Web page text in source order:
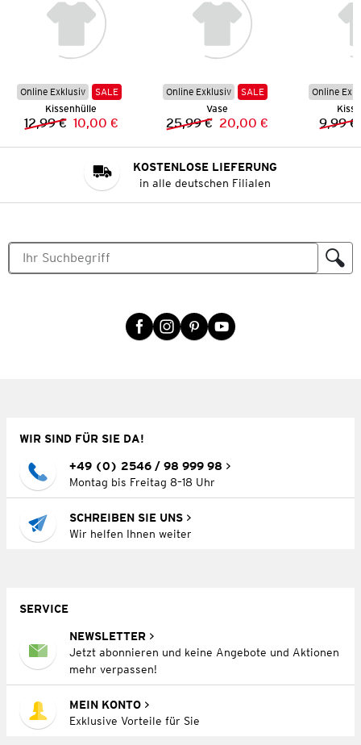
Online Exklusiv
SALE
Kissenhülle
Vorheriger Preis:
12,99 € Neuer Preis:
10,00 €
Online Exklusiv
SALE
Vase
Vorheriger Preis:
25,99 € Neuer Preis:
20,00 €
Online
9,99 €
KOSTENLOSE LIEFERUNG
in alle deutschen Filialen
WIR SIND FÜR SIE DA!
+49 (0) 2546 / 98 999 98
Montag bis Freitag 8–18 Uhr
SCHREIBEN SIE UNS
Wir helfen Ihnen weiter
SERVICE
NEWSLETTER
Jetzt abonnieren und keine Angebote und Aktionen
mehr verpassen!
MEIN KONTO
Exklusive Vorteile für Sie